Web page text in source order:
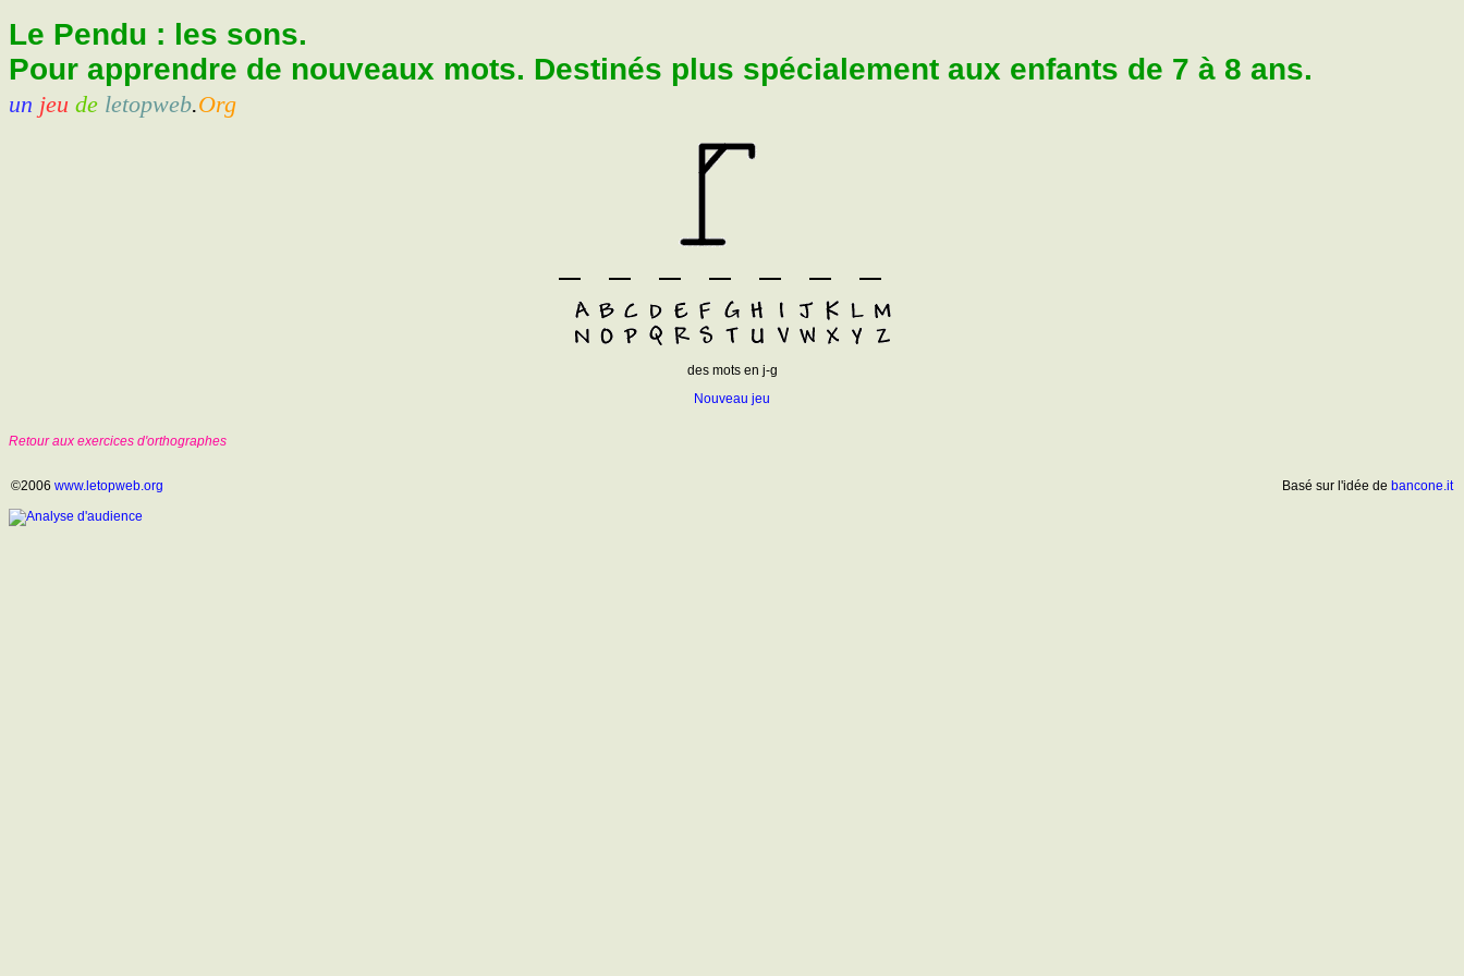
Le Pendu : les sons.
Pour apprendre de nouveaux mots. Destinés plus spécialement aux enfants de 7 à 8 ans.
un jeu de letopweb.Org
des mots en j-g
Nouveau jeu
Retour aux exercices d'orthographes
©2006 www.letopweb.org Basé sur l'idée de bancone.it